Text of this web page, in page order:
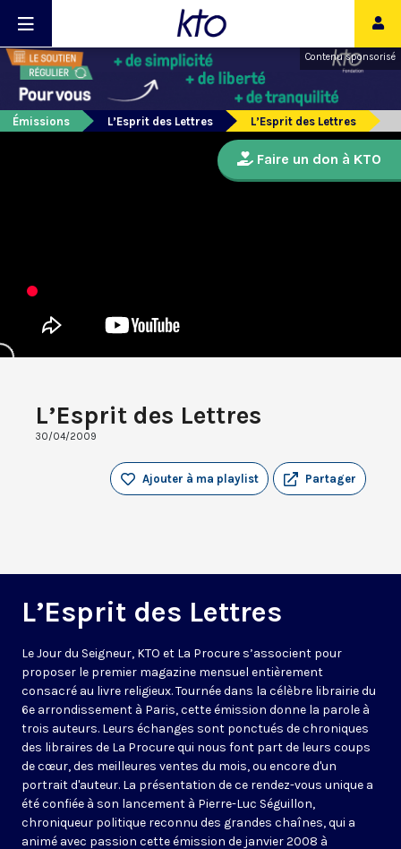
Contenu sponsorisé
Émissions L’Esprit des Lettres L’Esprit des Lettres
L’Esprit des Lettres
30/04/2009
Partager
Ajouter à ma playlist
L’Esprit des Lettres
Le Jour du Seigneur, KTO et La Procure s’associent pour
proposer le premier magazine mensuel entièrement
consacré au livre religieux. Tournée dans la célèbre librairie du
6e arrondissement à Paris, cette émission donne la parole à
trois auteurs. Leurs échanges sont ponctués de chroniques
des libraires de La Procure qui nous font part de leurs coups
de cœur, des meilleures ventes du mois, ou encore d'un
portrait d'auteur. La présentation de ce rendez-vous unique a
été confiée à son lancement à Pierre-Luc Séguillon,
chroniqueur politique reconnu des grandes chaînes, qui a
animé avec passion cette émission de janvier 2008 à
Faire un don à KTO